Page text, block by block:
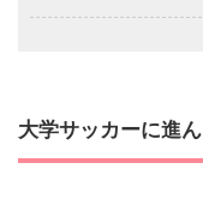
大学サッカーに進